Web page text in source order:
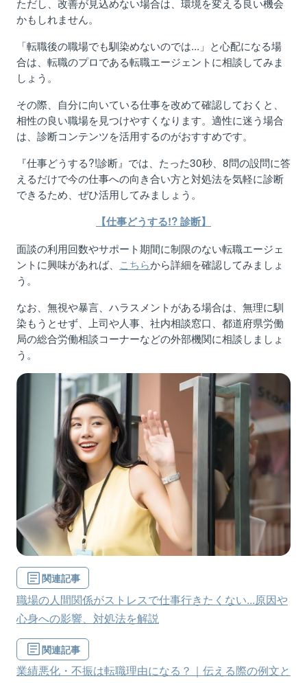
かもしれません。
「転職後の職場でも馴染めないのでは...」と心配になる場
合は
転職のプロである転職エージェン トに相談してみま
しょう 。
その際、自分に向いている仕事を改めて確認しておくと、
相性の良い職場を見つけやすくなります。適性に迷う場合
は、診断コンテンツを活用するのがおすすめです。
『仕事どうする?!診断』では、たった30秒、8問の設問に答
えるだけで今の仕事への向き合い方と対処法を気軽に診断
できるため、ぜひ活用してみましょう。
【仕事どうする!? 診断】
面談の利用回数やサポート期間に制限のない転職エージェ
ントに興味があれば、 こちらから詳細を確認してみましょ
う 。
なお、無視や暴言、ハラスメントがある場合は、無理に馴
染もうとせず、上司や人事、社内相談窓口、 都道府県労働
局の総合労働相談コーナーなどの外部機関に相談しましょ
う。
関連記事
職場の人間関係がストレスで仕事行きたくない...原因や
心身への影響、対処法を解説
関連記事
業績悪化・不振は転職理由になる？｜伝える際の例文と